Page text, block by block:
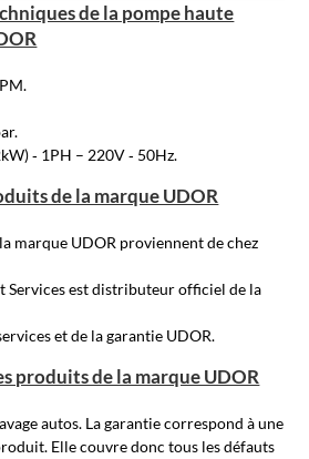
de la pompe haute
‐ 1PH – 220V ‐ 50Hz.
de la marque UDOR
marque UDOR proviennent de chez
Services est distributeur officiel de la
et de la garantie UDOR.
produits de la marque UDOR
autos. La garantie correspond à une
Elle couvre donc tous les défauts